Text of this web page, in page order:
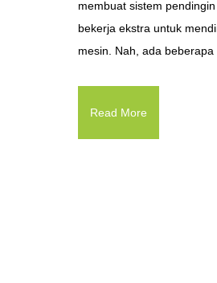
membuat sistem
bekerja ekstra untuk
mesin. Nah, ada beberapa
Read More